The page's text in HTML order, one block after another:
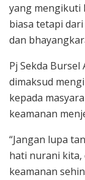
yang mengikuti
biasa tetapi
dan
Pj Sekda
dimaksud
kepada
keamanan
“Jangan lupa
hati nurani kita,
keamanan